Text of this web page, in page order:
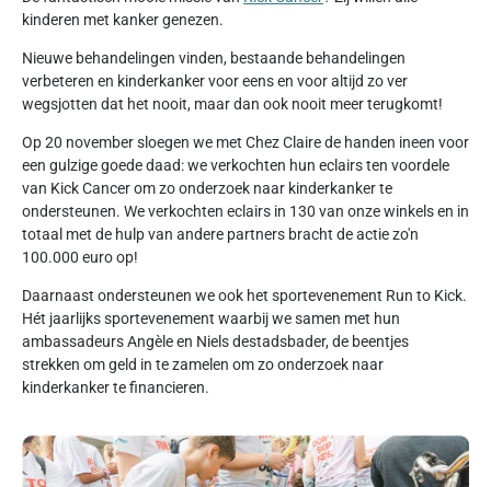
kinderen met kanker genezen.
Nieuwe behandelingen vinden, bestaande behandelingen
verbeteren en kinderkanker voor eens en voor altijd zo ver
wegsjotten dat het nooit, maar dan ook nooit meer terugkomt!
Op 20 november sloegen we met Chez Claire de handen ineen voor
een gulzige goede daad: we verkochten hun eclairs ten voordele
van Kick Cancer om zo onderzoek naar kinderkanker te
ondersteunen. We verkochten eclairs in 130 van onze winkels en in
totaal met de hulp van andere partners bracht de actie zo'n
100.000 euro op!
Daarnaast ondersteunen we ook het sportevenement Run to Kick.
Hét jaarlijks sportevenement waarbij we samen met hun
ambassadeurs Angèle en Niels destadsbader, de beentjes
strekken om geld in te zamelen om zo onderzoek naar
kinderkanker te financieren.